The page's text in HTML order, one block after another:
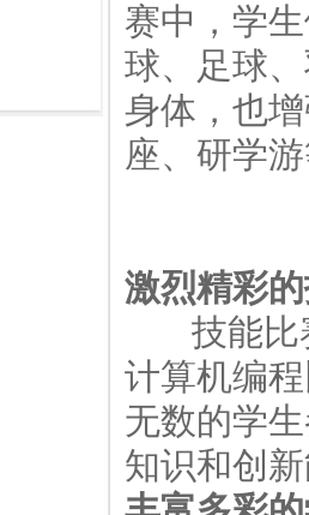
赛中，学
球、足球
身体，也
座、研学
激烈精彩
技能比赛
计算机编
无数的学
知识和创